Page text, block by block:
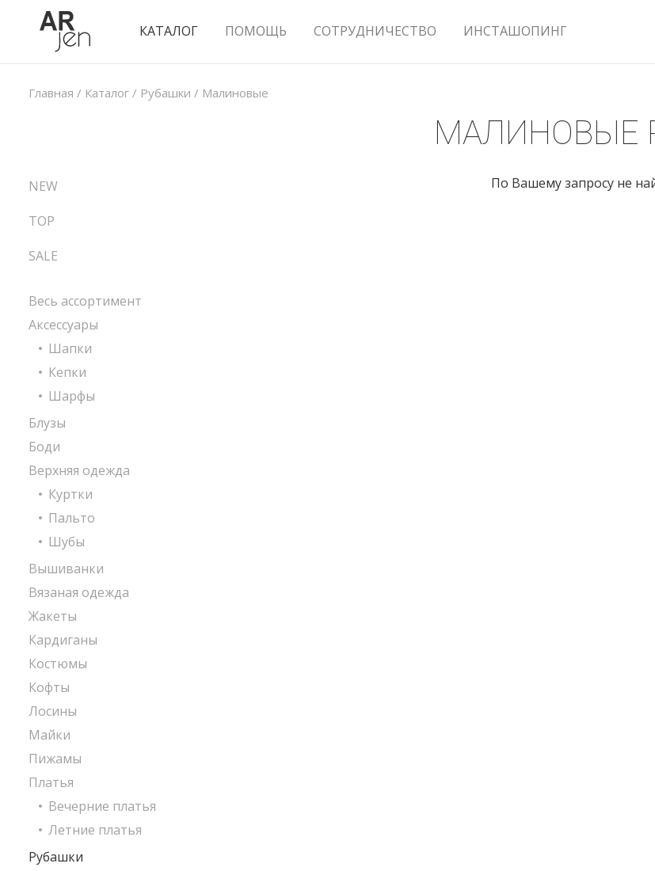
КАТАЛОГ ПОМОЩЬ СОТРУДНИЧЕСТВО ИНСТАШОПИНГ
Главная / Каталог / Рубашки / Малиновые
МАЛИНОВЫЕ
По Вашему запросу не
NEW
TOP
SALE
Весь ассортимент
Аксессуары
Шапки
Кепки
Шарфы
Блузы
Боди
Верхняя одежда
Куртки
Пальто
Шубы
Вышиванки
Вязаная одежда
Жакеты
Кардиганы
Костюмы
Кофты
Лосины
Майки
Пижамы
Платья
Вечерние платья
Летние платья
Рубашки